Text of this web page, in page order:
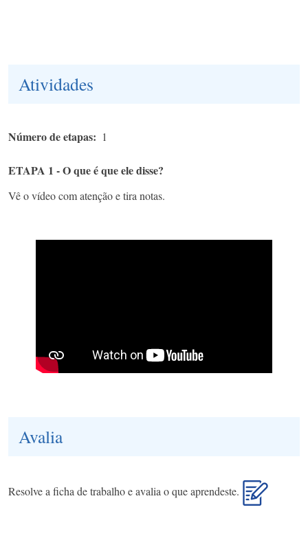
Atividades
Número de etapas 1
ETAPA 1 - O que é que ele disse?
Vê o vídeo com atenção e tira notas.
Avalia
Resolve a ficha de trabalho e avalia o que aprendeste.